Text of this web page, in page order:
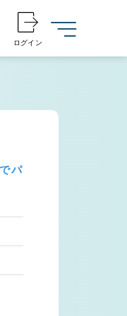
ログイン
パ